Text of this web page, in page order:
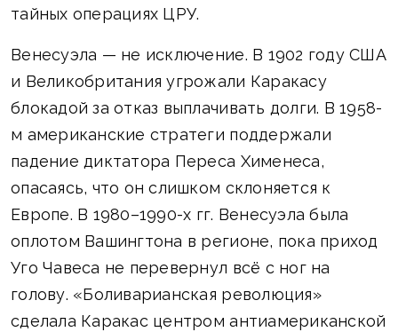
тайных операциях ЦРУ.
Венесуэла — не исключение. В 1902 году США
и Великобритания угрожали Каракасу
блокадой за отказ выплачивать долги. В 1958-
м американские стратеги поддержали
падение диктатора Переса Хименеса,
опасаясь, что он слишком склоняется к
Европе. В 1980–1990-х гг. Венесуэла была
оплотом Вашингтона в регионе, пока приход
Уго Чавеса не перевернул всё с ног на
голову. «Боливарианская революция»
сделала Каракас центром антиамериканской